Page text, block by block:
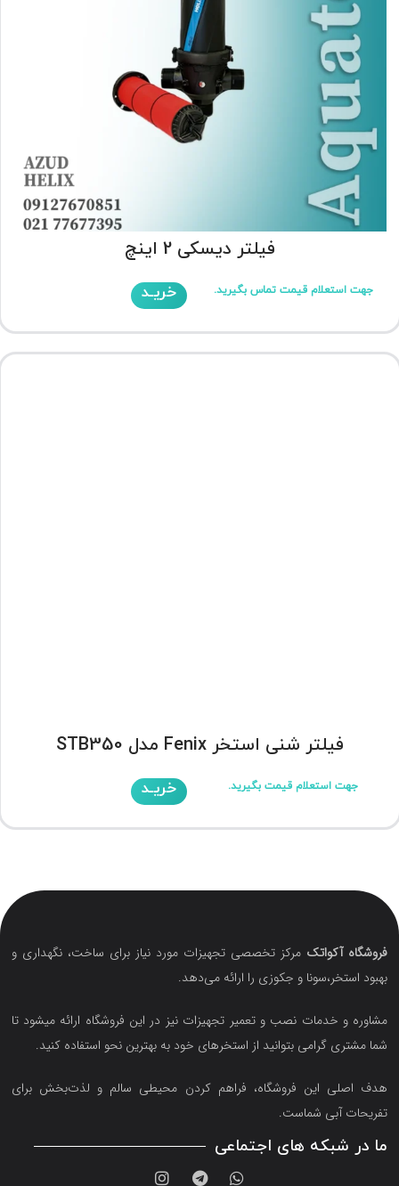
فیلتر دیسکی 2 اینچ
جهت استعلام قیمت تماس بگیرید. خریـد
فیلتر شنی استخر Fenix مدل STB350
جهت استعلام قیمت بگیرید. خریـد
فروشگاه آکواتک مرکز تخصصی تجهیزات مورد نیاز برای ساخت، نگهداری و
بهبود استخر،سونا و جکوزی را ارائه می‌دهد.
مشاوره و خدمات نصب و تعمیر تجهیزات نیز در این فروشگاه ارائه میشود تا
شما مشتری گرامی بتوانید از استخرهای خود به بهترین نحو استفاده کنید.
هدف اصلی این فروشگاه‌، فراهم کردن محیطی سالم و لذت‌بخش برای
تفریحات آبی شماست.
ما در شبکه های اجتماعی